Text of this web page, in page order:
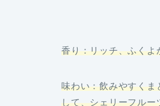
香り：リッチ、ふくよ
味わい：飲みやすく
して、シェリーフルー